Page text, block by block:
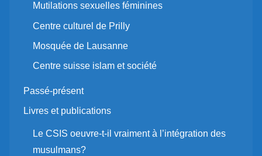
Mutilations sexuelles féminines
Centre culturel de Prilly
Mosquée de Lausanne
Centre suisse islam et société
Passé-présent
Livres et publications
Le CSIS oeuvre-t-il vraiment à l’intégration des
musulmans?